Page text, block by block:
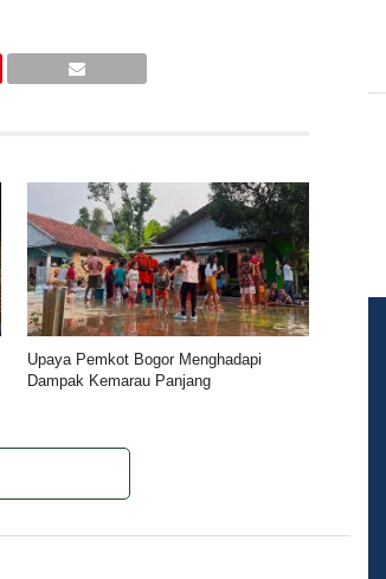
Upaya Pemkot Bogor Menghadapi
Dampak Kemarau Panjang